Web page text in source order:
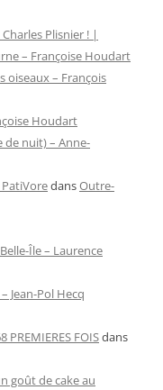
Plisnier ! |
– Françoise Houdart
oiseaux – François
Houdart
de nuit) – Anne-
dansOutre-
Île – Laurence
Jean-Pol Hecq
FOISdans
goût de cake au